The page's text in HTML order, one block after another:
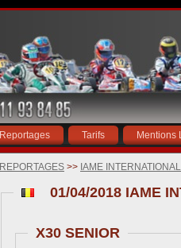
Reportages Tarifs Mentions
REPORTAGES >> IAME
X30 SENIOR